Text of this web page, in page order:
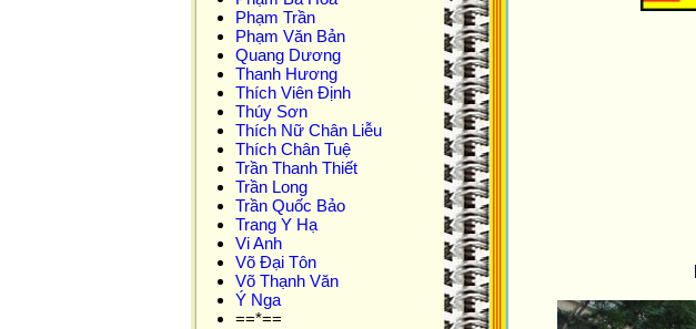
Phạm Trần
Phạm Văn Bản
Quang Dương
Thanh Hương
Thích Viên Định
Thúy Sơn
Thích Nữ Chân Liễu
Thích Chân Tuệ
Trần Thanh Thiết
Trần Long
Trần Quốc Bảo
Trang Y Hạ
Vi Anh
Võ Đại Tôn
Võ Thạnh Văn
Ý Nga
==*==